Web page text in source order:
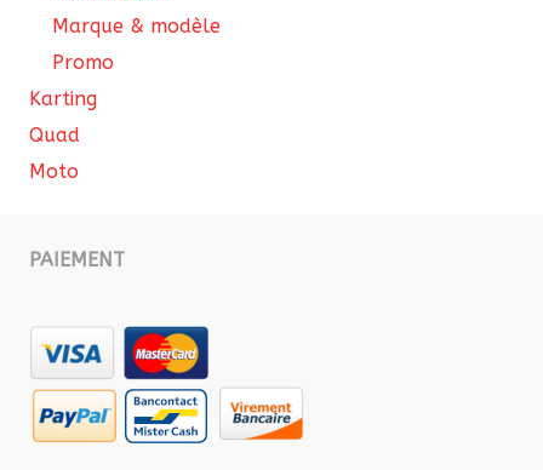
Marque & modèle
Promo
Karting
Quad
Moto
PAIEMENT